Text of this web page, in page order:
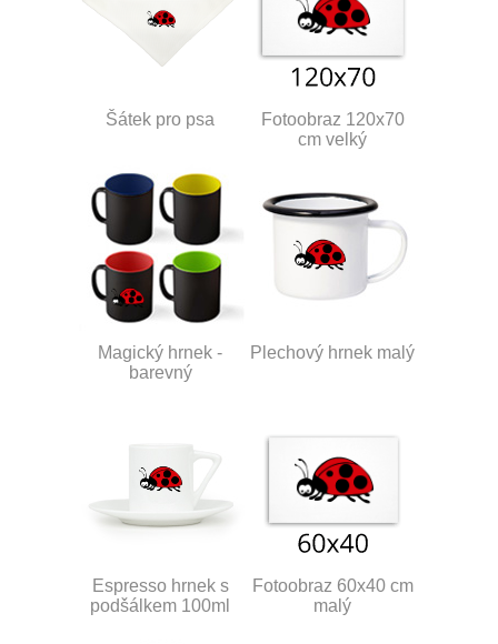
Šátek pro psa
Fotoobraz 120x70
cm velký
Magický hrnek -
barevný
Plechový hrnek malý
Espresso hrnek s
podšálkem 100ml
Fotoobraz 60x40 cm
malý